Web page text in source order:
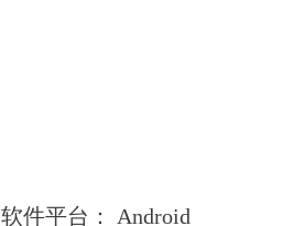
软件平台： Android